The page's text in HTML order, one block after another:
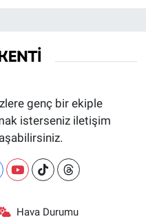
genç bir ekiple
isterseniz iletişim
Hava Durumu